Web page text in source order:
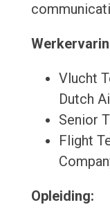
Vlucht
Dutch
Senior
Flight
Opleiding: